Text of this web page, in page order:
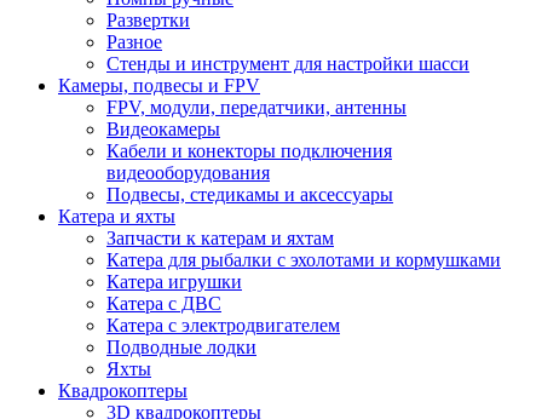
Развертки
Разное
Стенды и инструмент для настройки шасси
Камеры, подвесы и FPV
FPV, модули, передатчики, антенны
Видеокамеры
Кабели и конекторы подключения
видеооборудования
Подвесы, стедикамы и аксессуары
Катера и яхты
Запчасти к катерам и яхтам
Катера для рыбалки с эхолотами и кормушками
Катера игрушки
Катера с ДВС
Катера с электродвигателем
Подводные лодки
Яхты
Квадрокоптеры
3D квадрокоптеры